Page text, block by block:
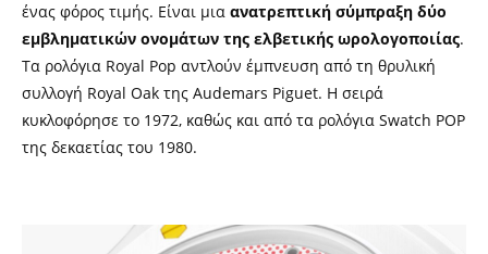
ένας φόρος τιμής. Είναι μια ανατρεπτική σύμπραξη δύο
εμβληματικών ονομάτων της ελβετικής ωρολογοποιίας.
Τα ρολόγια Royal Pop αντλούν έμπνευση από τη θρυλική
συλλογή Royal Oak της Audemars Piguet. Η σειρά
κυκλοφόρησε το 1972, καθώς και από τα ρολόγια Swatch POP
της δεκαετίας του 1980.